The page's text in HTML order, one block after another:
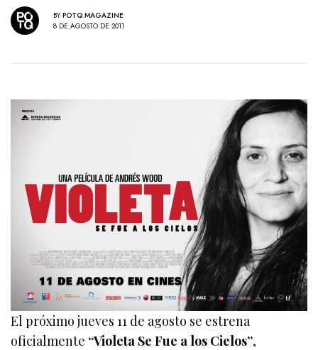
BY POTQ MAGAZINE
8 DE AGOSTO DE 2011
El próximo jueves 11 de agosto se estrena
oficialmente “Violeta Se Fue a los Cielos”,